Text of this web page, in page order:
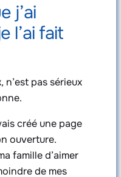
j’ai
l’ai fait
pas sérieux
créé une page
ouverture.
famille d’aimer
de mes